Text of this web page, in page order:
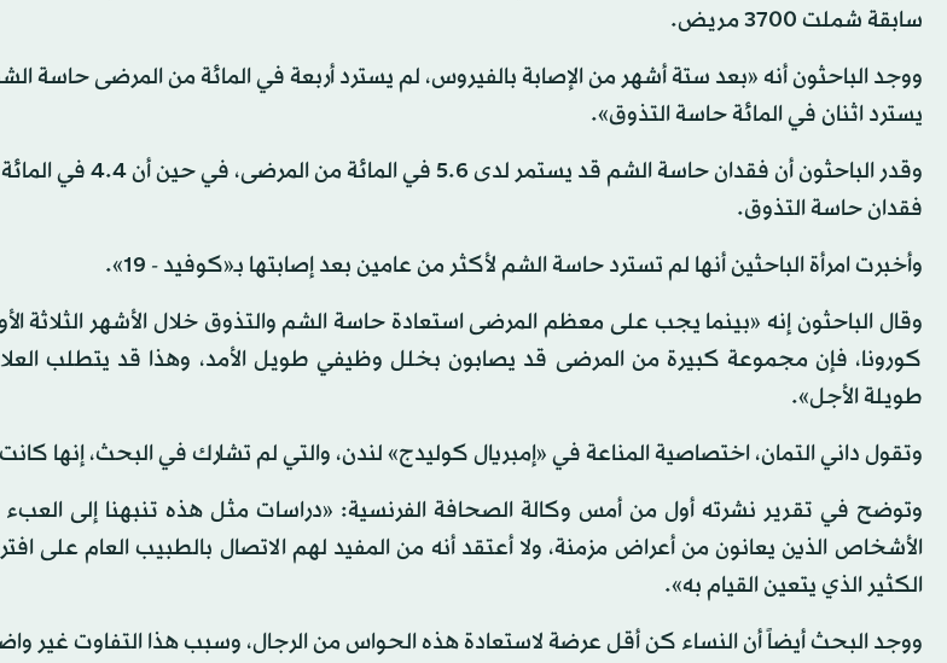
سابقة شملت 3700 مريض.
ووجد الباحثون أنه «بعد ستة أشهر من الإصابة بالفيروس، لم يسترد أربعة في المائة من المرضى حاسة
يسترد اثنان في المائة حاسة التذوق».
وقدر الباحثون أن فقدان حاسة
فقدان حاسة التذوق.
وأخبرت امرأة الباحثين أنها لم تسترد حاسة الشم لأكثر من عامين بعد إصابتها بـ«كوفيد - 19».
وقال الباحثون إنه «بينما يجب على معظم المرضى استعادة حاسة الشم والتذوق خلال الأشهر الثلاثة
كورونا، فإن مجموعة كبيرة من المرضى قد يصابون بخلل وظيفي طويل الأمد، وهذا قد يتطلب
طويلة الأجل».
وتقول داني التمان، اختصاصية المناعة في «إمبريال كوليدج» لندن، والتي لم تشارك في البحث، إنها
وتوضح في تقرير نشرته أول من أمس وكالة الصحافة الفرنسية: «دراسات مثل هذه تنبهنا إلى العبء
الأشخاص الذين يعانون من أعراض مزمنة، ولا أعتقد أنه من المفيد لهم الاتصال بالطبيب العام على
الكثير الذي يتعين القيام به».
ووجد البحث أيضاً أن النساء كن أقل عرضة لاستعادة هذه الحواس من الرجال، وسبب هذا التفاوت غير